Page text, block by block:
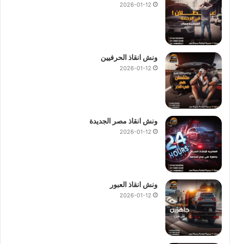
2026-01-12
ونش انقاذ الحرفيين
2026-01-12
ونش انقاذ مصر الجديدة
2026-01-12
ونش انقاذ العبور
2026-01-12